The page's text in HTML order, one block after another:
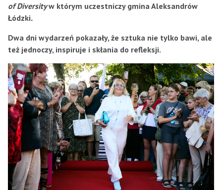
of Diversityw którym uczestniczy gmina Aleksandrów
Łódzki.
Dwa dni wydarzeń pokazały, że sztuka nie tylko bawi, ale
też jednoczy, inspiruje i skłania do refleksji.